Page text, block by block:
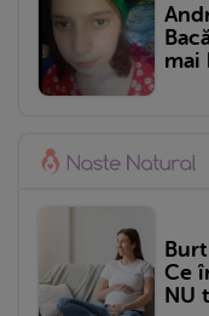
mai
Ce
NU